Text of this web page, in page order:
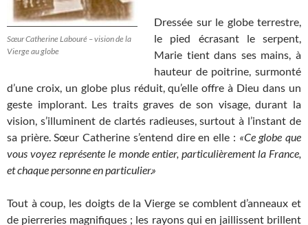
Sœur Catherine Labouré – vision de la
Vierge au globe
Dressée sur le globe terrestre,
le pied écrasant le serpent,
Marie tient dans ses mains, à
hauteur de poitrine, surmonté
d’une croix, un globe plus réduit, qu’elle offre à Dieu dans un
geste implorant. Les traits graves de son visage, durant la
vision, s’illuminent de clartés radieuses, surtout à l’instant de
sa prière. Sœur Catherine s’entend dire en elle : «Ce globe que
vous voyez représente le monde entier, particulièrement la France,
et chaque personne en particulier.»
Tout à coup, les doigts de la Vierge se comblent d’anneaux et
de pierreries magnifiques ; les rayons qui en jaillissent brillent